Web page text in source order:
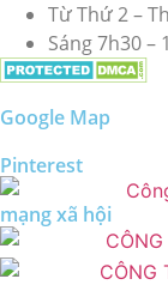
Từ Thứ 2 –
Sáng 7h30 –
Google Map
Pinterest
mạng xã hội